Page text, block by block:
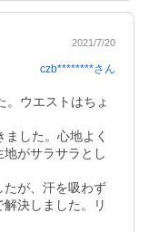
2021/7/20
czb********さん
。ウエストはちょ
した。心地よく
がサラサラとし
たが、汗を吸わず
決しました。リ